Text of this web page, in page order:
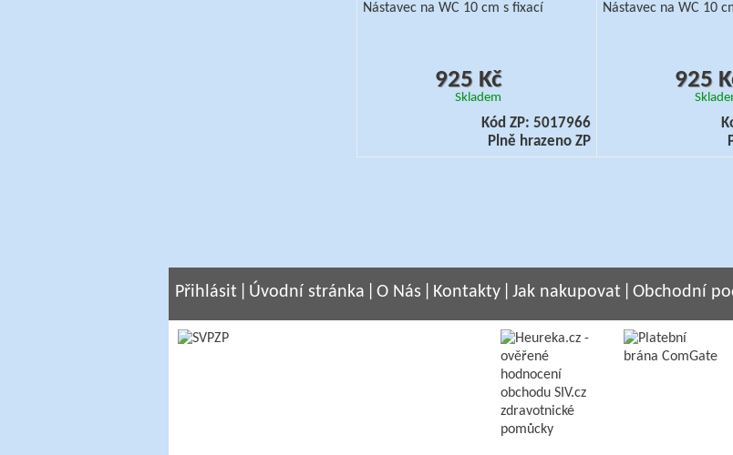
Nástavec na WC 10 cm s fixací
925 Kč
Skladem
Kód ZP: 5017966
Plně hrazeno ZP
Nástavec na WC 10
925
Přihlásit Úvodní stránka O Nás Kontakty Jak nakupovat Obchodní